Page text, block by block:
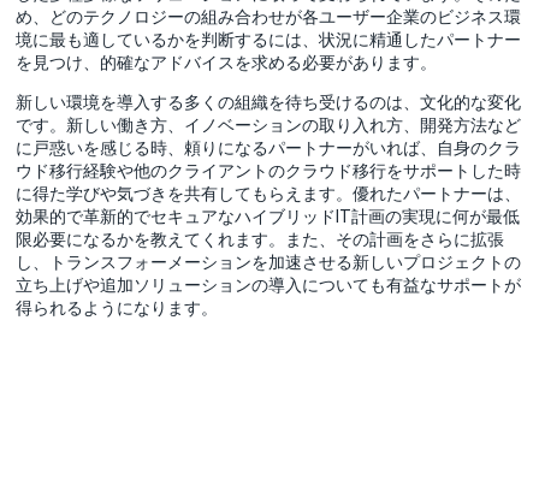
め、どのテクノロジーの組み合わせが各ユーザー企業のビジネス環
境に最も適しているかを判断するには、状況に精通したパートナー
を見つけ、的確なアドバイスを求める必要があります。
新しい環境を導入する多くの組織を待ち受けるのは、文化的な変化
です。新しい働き方、イノベーションの取り入れ方、開発方法など
に戸惑いを感じる時、頼りになるパートナーがいれば、自身のクラ
ウド移行経験や他のクライアントのクラウド移行をサポートした時
に得た学びや気づきを共有してもらえます。優れたパートナーは、
効果的で革新的でセキュアなハイブリッドIT計画の実現に何が最低
限必要になるかを教えてくれます。また、その計画をさらに拡張
し、トランスフォーメーションを加速させる新しいプロジェクトの
立ち上げや追加ソリューションの導入についても有益なサポートが
得られるようになります。